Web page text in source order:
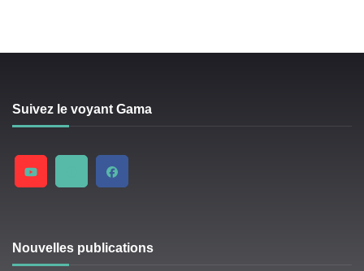
Suivez le voyant Gama
Nouvelles publications